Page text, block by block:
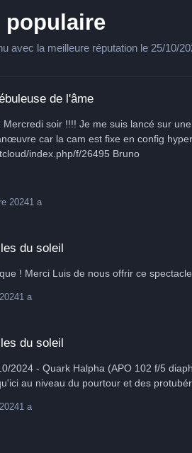
populaire
avec la meilleure réputation le 25/10/
de l'âme
Il me semble que c'est dans le projet trimestriel du club. Par contre, côté cadrage, je n'ai pas de
config hyperstar. 250 images de 120s dans la nuit de mercredi 23/10. j'ai fait un jpeg pour la publication, le tiff est sur le
asso.org/nextcloud/index.php/f/26495 Bruno
20241 a
du soleil
C'est fantastique ! Merci Luis de nous offrir ce spectacle.
1 a
du soleil
f/7.5, barlow telecentric 3x, Daystar Quark chromo combo, ASI2600mm) Un traitement un peu différent de ce que
1 a